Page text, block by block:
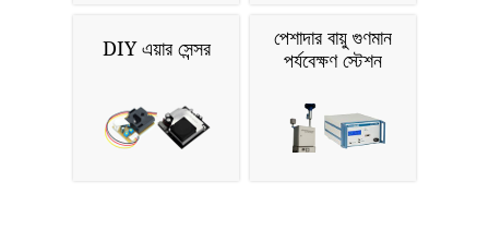
DIY এয়ার সেন্সর
পেশাদার বায়ু গুণমান
পর্যবেক্ষণ স্টেশন